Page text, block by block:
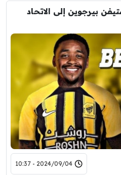
بيرجوين إلى الاتحاد
2024/09/04 - 10:37